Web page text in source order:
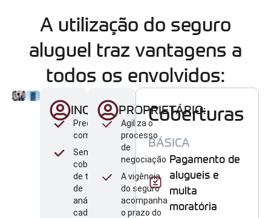
A utilização do seguro
aluguel traz vantagens a
todos os envolvidos:
INQUILINO:
Preços
competitivos
Sem
cobrança
de taxa
de
análise
cadastral
PROPRIETÁRIO:
Agiliza o
processo
de
negociação
A vigência
do seguro
acompanha
o prazo do
Coberturas
BÁSICA
Pagamento de
alugueis e
multa
moratória